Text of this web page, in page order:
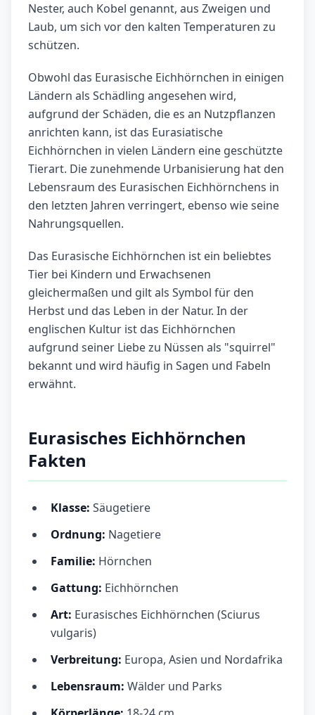
Nester, auch Kobel genannt, aus Zweigen und
Laub, um sich vor den kalten Temperaturen zu
schützen.
Obwohl das Eurasische Eichhörnchen in einigen
Ländern als Schädling angesehen wird,
aufgrund der Schäden, die es an Nutzpflanzen
anrichten kann, ist das Eurasiatische
Eichhörnchen in vielen Ländern eine geschützte
Tierart. Die zunehmende Urbanisierung hat den
Lebensraum des Eurasischen Eichhörnchens in
den letzten Jahren verringert, ebenso wie seine
Nahrungsquellen.
Das Eurasische Eichhörnchen ist ein beliebtes
Tier bei Kindern und Erwachsenen
gleichermaßen und gilt als Symbol für den
Herbst und das Leben in der Natur. In der
englischen Kultur ist das Eichhörnchen
aufgrund seiner Liebe zu Nüssen als "squirrel"
bekannt und wird häufig in Sagen und Fabeln
erwähnt.
Eurasisches Eichhörnchen
Fakten
Klasse: Säugetiere
Ordnung: Nagetiere
Familie: Hörnchen
Gattung: Eichhörnchen
Art: Eurasisches Eichhörnchen (Sciurus
vulgaris)
Verbreitung: Europa, Asien und Nordafrika
Lebensraum: Wälder und Parks